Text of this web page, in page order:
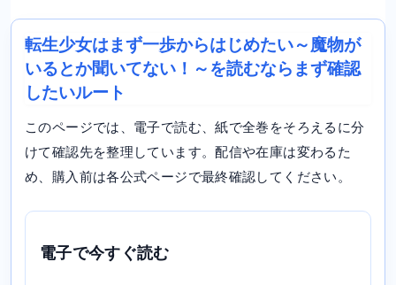
転生少女はまず一歩からはじめたい～魔物が
いるとか聞いてない！～を読むならまず確認
したいルート
このページでは、電子で読む、紙で全巻をそろえるに分
けて確認先を整理しています。配信や在庫は変わるた
め、購入前は各公式ページで最終確認してください。
電子で今すぐ読む